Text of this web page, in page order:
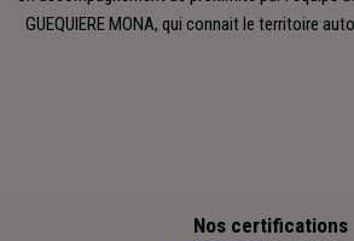
GUEQUIERE MONA, qui connait le territoire
Nos certifications